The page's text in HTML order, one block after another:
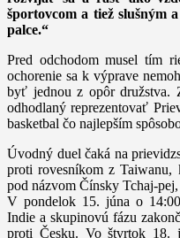
športovcom a tiež slušným
palce.“
Pred odchodom musel tím
ochorenie sa k výprave
byť jednou z opôr družstva.
odhodlaný reprezentovať
basketbal čo najlepším
Úvodný duel čaká na
proti rovesníkom z Taiwanu,
pod názvom Čínsky Tchaj-
V pondelok 15. júna o
Indie a skupinovú fázu
proti Česku. Vo štvrtok 18.